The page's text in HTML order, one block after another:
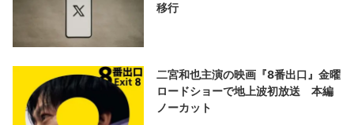
移行
二宮和也主演の映画『8番出口』金曜
ロードショーで地上波初放送 本編
ノーカット